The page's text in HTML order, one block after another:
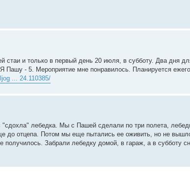
и только в первый день 20 июля, в субботу. Два дня
Пашу - 5. Мероприятие мне понравилось. Планируется
... 24.110385/
лебедка. Мы с Пашей сделали по три полета,
до отцепа. Потом мы еще пытались ее оживить, но не
получилось. Забрали лебедку домой, в гараж, а в субботу